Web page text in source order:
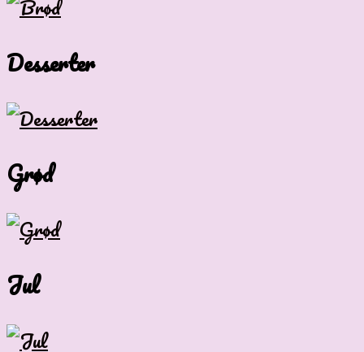
Desserter
Grød
Jul